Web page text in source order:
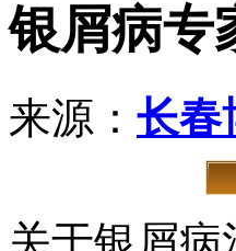
银屑病专
来源： 长春
关于银屑